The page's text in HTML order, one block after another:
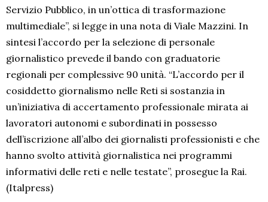
Servizio Pubblico, in un’ottica di trasformazione
multimediale”, si legge in una nota di Viale Mazzini. In
sintesi l’accordo per la selezione di personale
giornalistico prevede il bando con graduatorie
regionali per complessive 90 unità. “L’accordo per il
cosiddetto giornalismo nelle Reti si sostanzia in
un’iniziativa di accertamento professionale mirata ai
lavoratori autonomi e subordinati in possesso
dell’iscrizione all’albo dei giornalisti professionisti e che
hanno svolto attività giornalistica nei programmi
informativi delle reti e nelle testate”, prosegue la Rai.
(Italpress)